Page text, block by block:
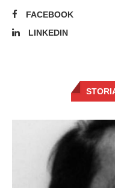
FACEBOOK
LINKEDIN